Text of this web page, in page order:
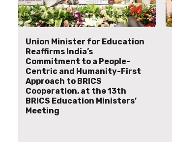
Union Minister for Education
Reaffirms India’s
Commitment to a People-
Centric and Humanity-First
Approach to BRICS
Cooperation, at the 13th
BRICS Education Ministers’
Meeting